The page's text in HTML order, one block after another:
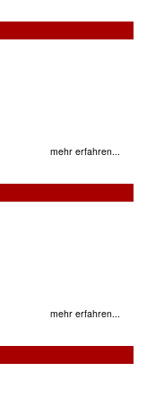
mehr erfahren...
mehr erfahren...